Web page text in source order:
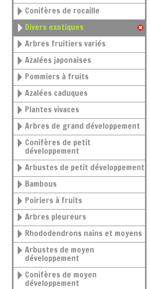
Conifères de rocaille
Divers exotiques
Arbres fruitiers variés
Azalées japonaises
Pommiers à fruits
Azalées caduques
Plantes vivaces
Arbres de grand développement
Conifères de petit
développement
Arbustes de petit développement
Bambous
Poiriers à fruits
Arbres pleureurs
Rhododendrons nains et moyens
Arbustes de moyen
développement
Conifères de moyen
développement